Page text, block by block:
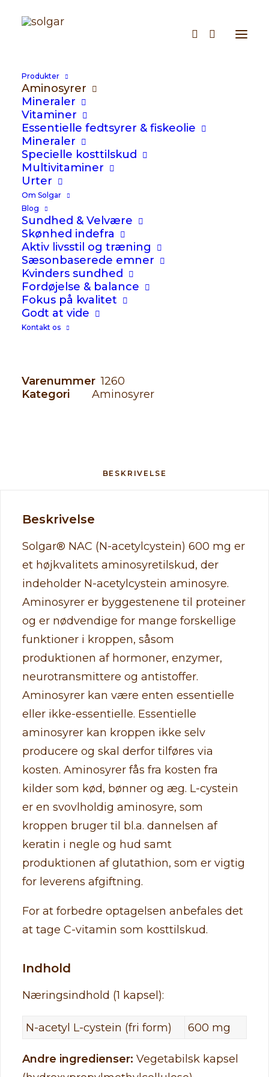
Produkter
Aminosyrer
Mineraler
Vitaminer
Essentielle fedtsyrer & fiskeolie
Mineraler
Specielle kosttilskud
Multivitaminer
Urter
Om Solgar
Blog
Sundhed & Velvære
Skønhed indefra
Aktiv livsstil og træning
Sæsonbaserede emner
Kvinders sundhed
Fordøjelse & balance
Fokus på kvalitet
Godt at vide
Kontakt os
N-Acetyl Cysteine
Glasstørrelser:
254kr.
N-acetylcystein er nødvendig for
produktion af glutathion i leveren
Et aminosyre der naturligt forekommer
i keratin i hud, hår og negle
Vegansk, kosher
Fri for mælk, gluten, soja, hvede og gær
TILFØJ TIL KURV
Varenummer 1260
Kategori
Aminosyrer
BESKRIVELSE
Beskrivelse
Solgar® NAC (N-acetylcystein) 600 mg er
et højkvalitets aminosyretilskud, der
indeholder N-acetylcystein aminosyre.
Aminosyrer er byggestenene til proteiner
og er nødvendige for mange forskellige
funktioner i kroppen, såsom
produktionen af hormoner, enzymer,
neurotransmittere og antistoffer.
Aminosyrer kan være enten essentielle
eller ikke-essentielle. Essentielle
aminosyrer kan kroppen ikke selv
producere og skal derfor tilføres via
kosten. Aminosyrer fås fra kosten fra
kilder som kød, bønner og æg. L-cystein
er en svovlholdig aminosyre, som
kroppen bruger til bl.a. dannelsen af
keratin i negle og hud samt
produktionen af glutathion, som er vigtig
for leverens afgiftning.
For at forbedre optagelsen anbefales det
at tage C-vitamin som kosttilskud.
Indhold
Næringsindhold (1 kapsel):
N-acetyl L-cystein (fri form) 600 mg
Andre ingredienser: Vegetabilsk kapsel